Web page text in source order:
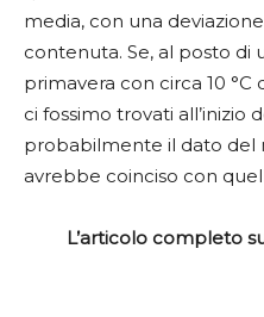
media, con una
contenuta. Se, al posto di
primavera con circa 10
ci fossimo trovati all’inizio
probabilmente il dato del
avrebbe coinciso con
L’articolo completo